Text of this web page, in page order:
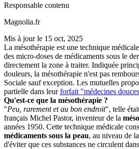
Responsable contenu
Magnolia.fr
Mis à jour le 15 oct, 2025
La mésothérapie est une technique
des micro-doses de médicaments sous le
directement la zone à traiter. Indiquée
douleurs, la mésothérapie n'est pas
Sociale sauf exception. Les mutuelles
partielle dans leurforfait "médecines
Qu'est-ce que la mésothérapie ?
"Peu, rarement et au bon endroit", telle
français Michel Pastor, inventeur de la
années 1950. Cette technique médicale
médicaments sous la peau, au niveau de
d'éviter que ces substances ne circulent